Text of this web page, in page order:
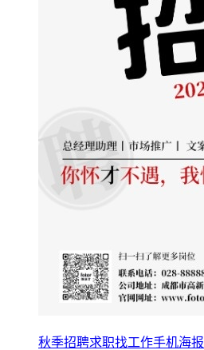
秋季招聘求职找工作手机海报